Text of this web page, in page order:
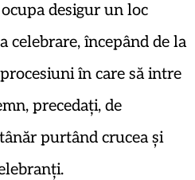
desigur un loc
celebrare, începând de la
în care să intre
precedați, de
purtând crucea și